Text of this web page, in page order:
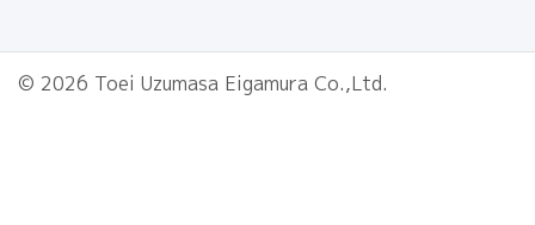
© 2026 Toei Uzumasa Eigamura Co.,Ltd.